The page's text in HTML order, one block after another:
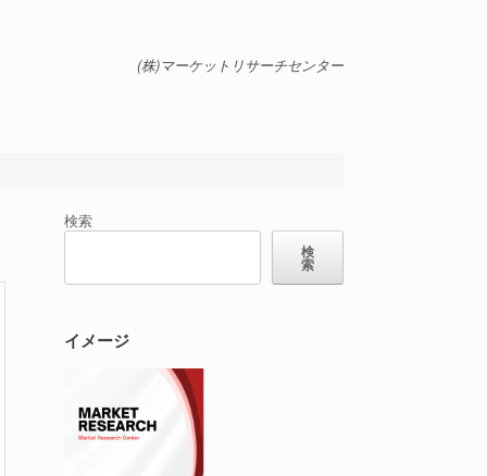
(株)マーケットリサーチセンター
検索
検
索
イメージ